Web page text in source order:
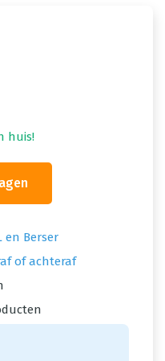
huis!
en Berser
of achteraf